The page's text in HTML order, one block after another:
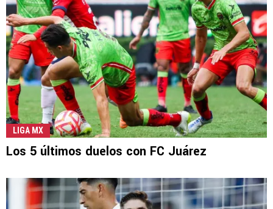
LIGA MX
Los 5 últimos duelos con FC Juárez